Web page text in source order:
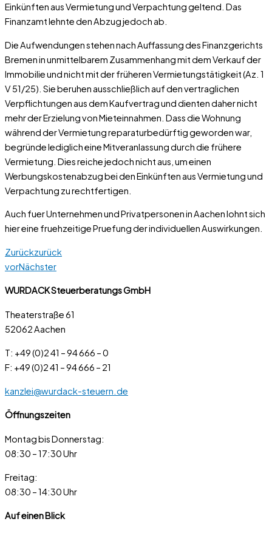
Einkünften aus Vermietung und Verpachtung geltend. Das
Finanzamt lehnte den Abzug jedoch ab.
Die Aufwendungen stehen nach Auffassung des Finanzgerichts
Bremen in unmittelbarem Zusammenhang mit dem Verkauf der
Immobilie und nicht mit der früheren Vermietungstätigkeit (Az. 1
V 51/25). Sie beruhen ausschließlich auf den vertraglichen
Verpflichtungen aus dem Kaufvertrag und dienten daher nicht
mehr der Erzielung von Mieteinnahmen. Dass die Wohnung
während der Vermietung reparaturbedürftig geworden war,
begründe lediglich eine Mitveranlassung durch die frühere
Vermietung. Dies reiche jedoch nicht aus, um einen
Werbungskostenabzug bei den Einkünften aus Vermietung und
Verpachtung zu rechtfertigen.
Auch fuer Unternehmen und Privatpersonen in Aachen lohnt sich
hier eine fruehzeitige Pruefung der individuellen Auswirkungen.
Zurückzurück
vorNächster
WURDACK Steuerberatungs GmbH
Theaterstraße 61
52062 Aachen
T: +49 (0)2 41 – 94 666 – 0
F: +49 (0)2 41 – 94 666 – 21
kanzlei@wurdack-steuern.de
Öffnungszeiten
Montag bis Donnerstag:
08:30 – 17:30 Uhr
Freitag:
08:30 – 14:30 Uhr
Auf einen Blick